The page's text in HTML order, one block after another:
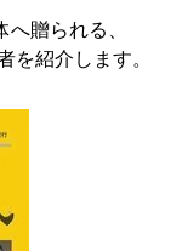
贈られる、
紹介します。